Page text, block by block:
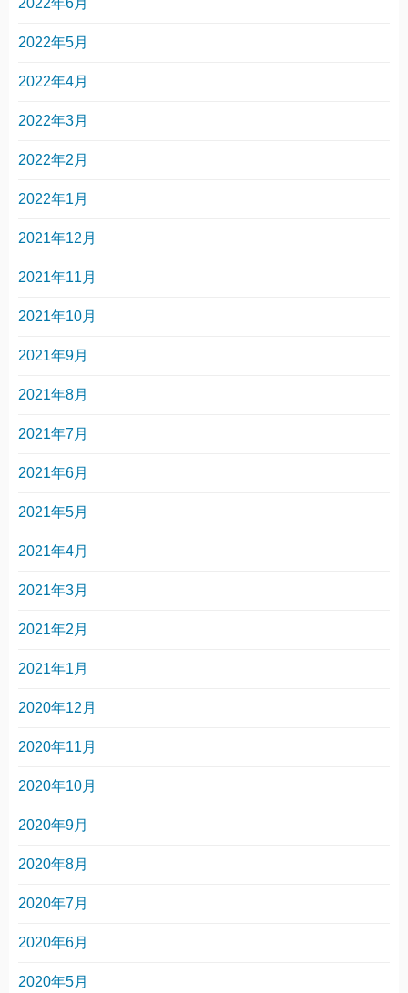
2022年6月
2022年5月
2022年4月
2022年3月
2022年2月
2022年1月
2021年12月
2021年11月
2021年10月
2021年9月
2021年8月
2021年7月
2021年6月
2021年5月
2021年4月
2021年3月
2021年2月
2021年1月
2020年12月
2020年11月
2020年10月
2020年9月
2020年8月
2020年7月
2020年6月
2020年5月